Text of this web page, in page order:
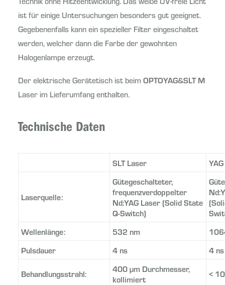
ist für einige Untersuchungen besonders gut geeignet.
Gegebenenfalls kann ein spezieller Filter eingeschaltet
werden, welcher dann die Farbe der gewohnten
Halogenlampe erzeugt.
Der elektrische Gerätetisch ist beim OPTOYAG&SLT M
Laser im Lieferumfang enthalten.
Technische Daten
SLT Laser
Laserquelle:
Gütegeschalteter,
frequenzverdoppelter
Nd:YAG Laser (Solid State
Q-Switch)
Wellenlänge:
532 nm
Pulsdauer
4 ns 4 ns
Behandlungsstrahl:
400 µm Durchmesser,
kollimiert
<